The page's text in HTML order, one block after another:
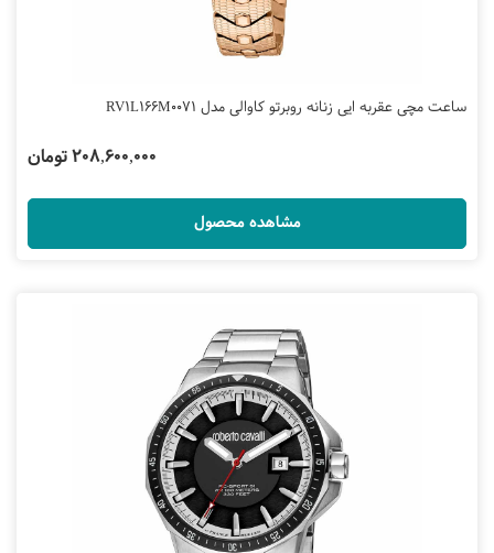
ساعت مچی عقربه ایی زنانه روبرتو کاوالی مدل RV1L166M0071
208,600,000 تومان
مشاهده محصول